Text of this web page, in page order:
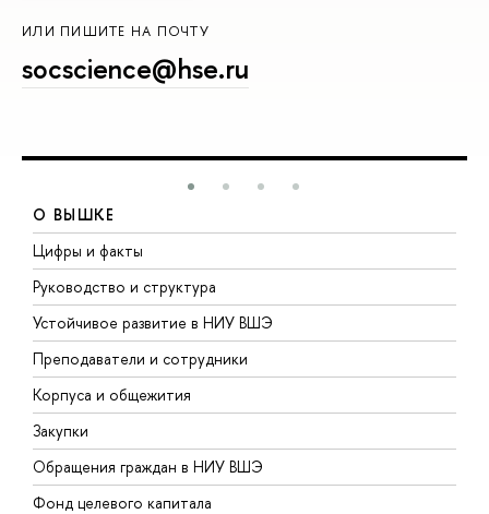
ИЛИ ПИШИТЕ НА ПОЧТУ
socscience@hse.ru
О ВЫШКЕ
Цифры и факты
Руководство и структура
Устойчивое развитие в НИУ ВШЭ
Преподаватели и сотрудники
Корпуса и общежития
Закупки
Обращения граждан в НИУ ВШЭ
Фонд целевого капитала